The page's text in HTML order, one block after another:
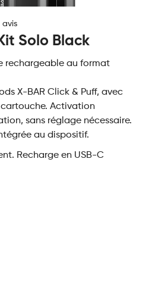
avis
Solo Black
rechargeable au format
X-BAR Click & Puff, avec
Activation
sans réglage nécessaire.
au dispositif.
Recharge en USB-C